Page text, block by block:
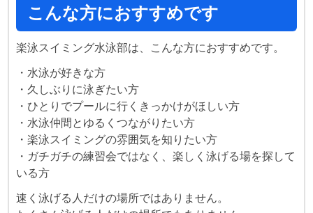
こんな方におすすめです
楽泳スイミング水泳部は、こんな方におすすめです。
・水泳が好きな方
・久しぶりに泳ぎたい方
・ひとりでプールに行くきっかけがほしい方
・水泳仲間とゆるくつながりたい方
・楽泳スイミングの雰囲気を知りたい方
・ガチガチの練習会ではなく、楽しく泳げる場を探して
いる方
速く泳げる人だけの場所ではありません。